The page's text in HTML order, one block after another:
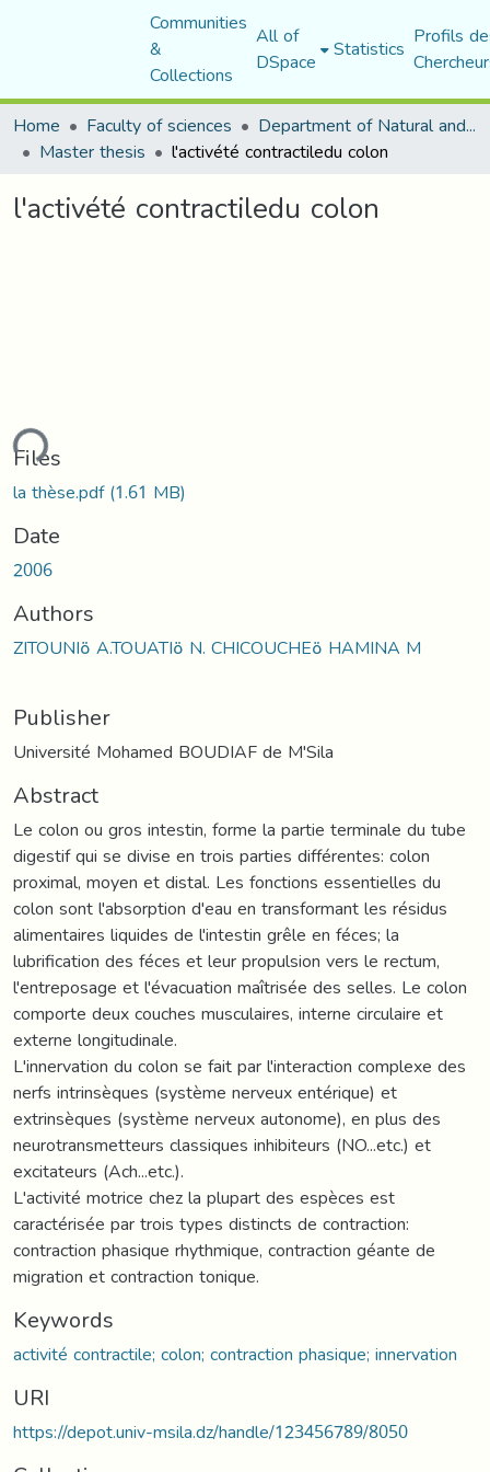
Communities
&
Collections
All of
DSpace Statistics Profils
Home
Faculty of sciences Department of Natural and Life Sciences
Master thesis l'activété contractiledu colon
l'activété contractiledu colon
Files
la thèse.pdf(1.61 MB)
Date
2006
Authors
ZITOUNIة A.TOUATIة N. CHICOUCHEة HAMINA M
Publisher
Université Mohamed BOUDIAF de M'Sila
Abstract
Le colon ou gros intestin, forme la partie terminale du tube
digestif qui se divise en trois parties différentes: colon
proximal, moyen et distal. Les fonctions essentielles du
colon sont l'absorption d'eau en transformant les résidus
alimentaires liquides de l'intestin grêle en féces; la
lubrification des féces et leur propulsion vers le rectum,
l'entreposage et l'évacuation maîtrisée des selles. Le colon
comporte deux couches musculaires, interne circulaire et
externe longitudinale.
L'innervation du colon se fait par l'interaction complexe des
nerfs intrinsèques (système nerveux entérique) et
extrinsèques (système nerveux autonome), en plus des
neurotransmetteurs classiques inhibiteurs (NO...etc.) et
excitateurs (Ach...etc.).
L'activité motrice chez la plupart des espèces est
caractérisée par trois types distincts de contraction:
contraction phasique rhythmique, contraction géante de
migration et contraction tonique.
Keywords
activité contractile; colon; contraction phasique; innervation
URI
https://depot.univ-msila.dz/handle/123456789/8050